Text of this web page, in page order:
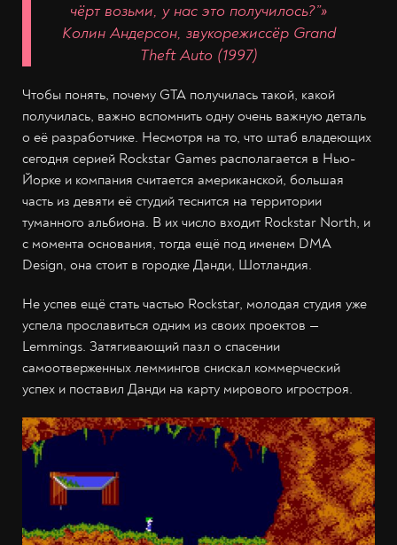
чёрт возьми, у нас это получилось?”»
Колин Андерсон, звукорежиссёр Grand
Theft Auto (1997)
Чтобы понять, почему GTA получилась такой, какой
получилась, важно вспомнить одну очень важную деталь
о её разработчике. Несмотря на то, что штаб владеющих
сегодня серией Rockstar Games располагается в Нью-
Йорке и компания считается американской, большая
часть из девяти её студий теснится на территории
туманного альбиона. В их число входит Rockstar North, и
с момента основания, тогда ещё под именем DMA
Design, она стоит в городке Данди, Шотландия.
Не успев ещё стать частью Rockstar, молодая студия уже
успела прославиться одним из своих проектов —
Lemmings. Затягивающий пазл о спасении
самоотверженных леммингов снискал коммерческий
успех и поставил Данди на карту мирового игростроя.